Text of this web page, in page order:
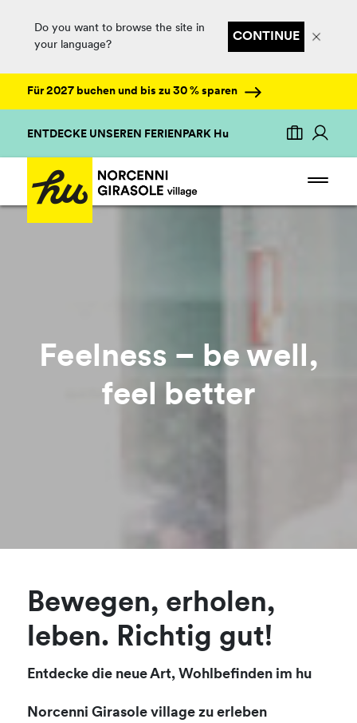
Do you want to browse the site in
your language?
CONTINUE
Für 2027 buchen und bis zu 30 % sparen
ENTDECKE UNSEREN FERIENPARK Hu
Feelness – be well,
feel better
Bewegen, erholen,
leben. Richtig gut!
Entdecke die neue Art, Wohlbefinden im hu
Norcenni Girasole village zu erleben